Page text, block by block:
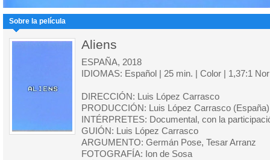
Sobre la película
Aliens
ESPAÑA, 2018
IDIOMAS: Español | 25 min. | Color | 1,37:1
DIRECCIÓN: Luis López Carrasco
PRODUCCIÓN: Luis López Carrasco (España)
INTÉRPRETES: Documental, con la
GUIÓN: Luis López Carrasco
ARGUMENTO: Germán Pose, Tesar Arranz
FOTOGRAFÍA: Ion de Sosa